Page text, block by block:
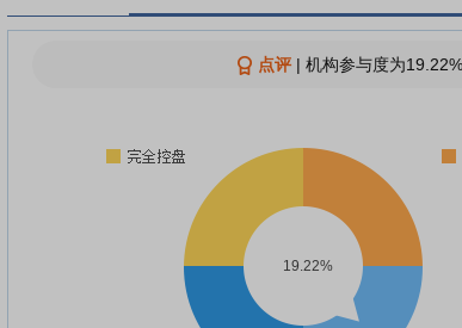
点评| 机构参与度为
19.22%